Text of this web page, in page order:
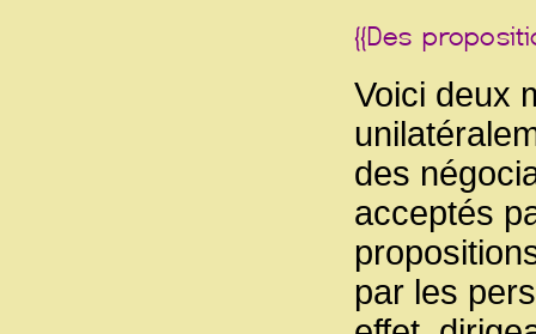
Voici deux
des
acceptés
par les